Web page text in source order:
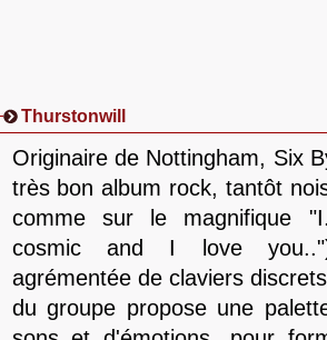
Thurstonwill
Originaire de Nottingham, Six
très bon album rock, tantôt
comme sur le magnifique
cosmic and I love
agrémentée de claviers
du groupe propose une